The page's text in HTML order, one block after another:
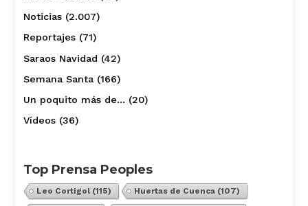
Noticias(2.007)
Reportajes(71)
Saraos Navidad (42)
Semana Santa(166)
Un poquito más de… (20)
Vídeos(36)
Top Prensa Peoples
Leo Cortigol(115) Huertas de Cuenca(107)